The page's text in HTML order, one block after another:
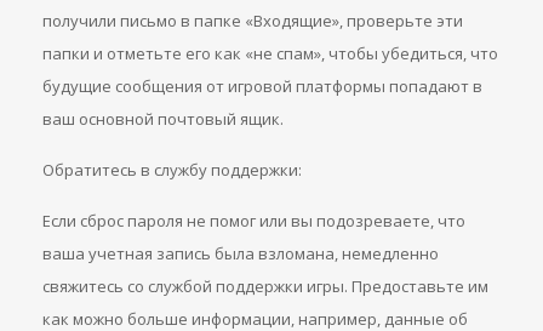
получили письмо в папке «Входящие», проверьте эти
папки и отметьте его как «не спам», чтобы убедиться, что
будущие сообщения от игровой платформы попадают в
ваш основной почтовый ящик.
Обратитесь в службу поддержки:
Если сброс пароля не помог или вы подозреваете, что
ваша учетная запись была взломана, немедленно
свяжитесь со службой поддержки игры. Предоставьте им
как можно больше информации, например, данные об